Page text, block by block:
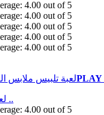
PLAY
لعبة تلبيس مل ..